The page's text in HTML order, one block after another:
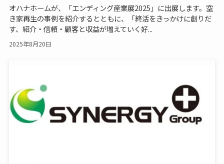
オハナホームが、「エンディング産業展2025」に出展します。空
き家再生の事例を紹介するとともに、「終活をきっかけに創りだ
す、紹介・信頼・顧客と収益が増えていく好...
2025年8月20日